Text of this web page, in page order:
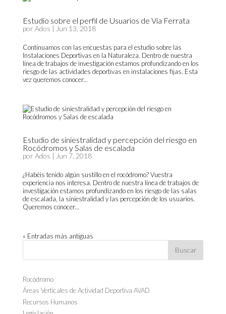
Estudio sobre el perfil de Usuarios de Vía Ferrata
por Ados | Jun 13, 2018
Continuamos con las encuestas para el estudio sobre las
Instalaciones Deportivas en la Naturaleza. Dentro de nuestra
línea de trabajos de investigación estamos profundizando en los
riesgo de las actividades deportivas en instalaciones fijas. Esta
vez queremos conocer...
Estudio de siniestralidad y percepción del riesgo en
Rocódromos y Salas de escalada
por Ados | Jun 7, 2018
¿Habéis tenido algún sustillo en el rocódromo? Vuestra
experiencia nos interesa. Dentro de nuestra línea de trabajos de
investigación estamos profundizando en los riesgo de las salas
de escalada, la siniestralidad y las percepción de los usuarios.
Queremos conocer...
« Entradas más antiguas
Rocódromo
Áreas Verticales de Actividad Deportiva AVAD
Recursos Humanos